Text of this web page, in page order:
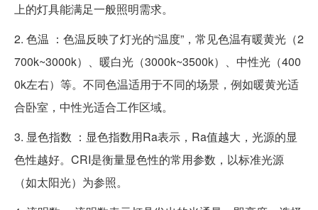
上的灯具能满足一般照明需求。
2. 色温 ：色温反映了灯光的“温度”，常见色温有暖黄光（2
700k~3000k）、暖白光（3000k~3500k）、中性光（400
0k左右）等。不同色温适用于不同的场景，例如暖黄光适
合卧室，中性光适合工作区域。
3. 显色指数 ：显色指数用Ra表示，Ra值越大，光源的显
色性越好。CRI是衡量显色性的常用参数，以标准光源
（如太阳光）为参照。